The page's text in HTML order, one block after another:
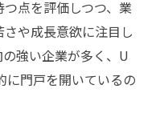
点を評価しつつ、業
や成長意欲に注目し
強い企業が多く、U
に門戸を開いているの